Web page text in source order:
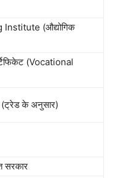
(औद्योगिक
(Vocational
(ट्रेड के अनुसार)
सरकार